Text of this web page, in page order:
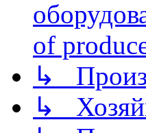
of
↳
↳